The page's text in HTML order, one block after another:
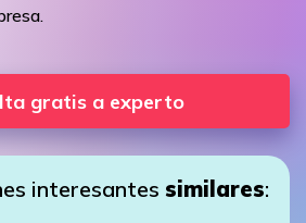
gratis a experto
interesantes similares: